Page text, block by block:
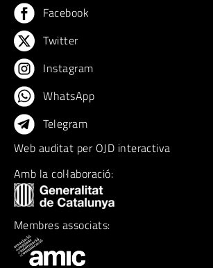
Facebook
Twitter
Instagram
WhatsApp
Telegram
Web auditat per OJD interactiva
Amb la col·laboració:
Membres associats: